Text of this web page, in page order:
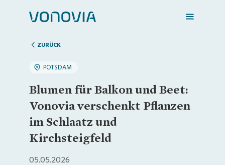
Zuhause finden
Mein Zuhause
Meine Stadt
ZURÜCK
POTSDAM
Blumen für Balkon und Beet:
Vonovia verschenkt Pflanzen
im Schlaatz und
Kirchsteigfeld
05.05.2026